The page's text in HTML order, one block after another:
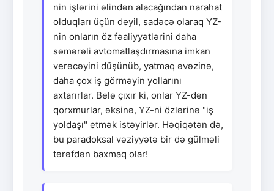
nin işlərini əlindən alacağından narahat
olduqları üçün deyil, sadəcə olaraq YZ-
nin onların öz fəaliyyətlərini daha
səmərəli avtomatlaşdırmasına imkan
verəcəyini düşünüb, yatmaq əvəzinə,
daha çox iş görməyin yollarını
axtarırlar. Belə çıxır ki, onlar YZ-dən
qorxmurlar, əksinə, YZ-ni özlərinə "iş
yoldaşı" etmək istəyirlər. Həqiqətən də,
bu paradoksal vəziyyətə bir də gülməli
tərəfdən baxmaq olar!